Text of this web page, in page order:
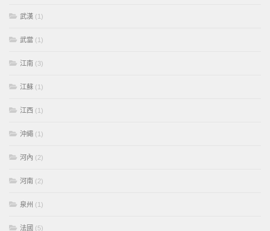
武漢 (1)
武當 (1)
江南 (3)
江蘇 (1)
江西 (1)
沖繩 (1)
河內 (2)
河南 (2)
泉州 (1)
法國 (5)